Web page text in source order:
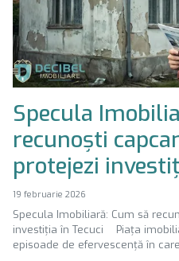
Specula
recunoști
protejezi
19 februarie 2026
Specula Imobiliară: Cum să
investiția în Tecuci Piața
episoade de efervescență în